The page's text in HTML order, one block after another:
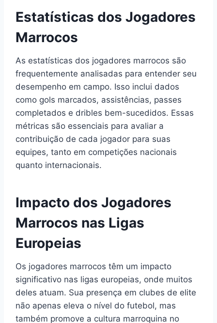
Estatísticas dos Jogadores
Marrocos
As estatísticas dos jogadores marrocos são
frequentemente analisadas para entender seu
desempenho em campo. Isso inclui dados
como gols marcados, assistências, passes
completados e dribles bem-sucedidos. Essas
métricas são essenciais para avaliar a
contribuição de cada jogador para suas
equipes, tanto em competições nacionais
quanto internacionais.
Impacto dos Jogadores
Marrocos nas Ligas
Europeias
Os jogadores marrocos têm um impacto
significativo nas ligas europeias, onde muitos
deles atuam. Sua presença em clubes de elite
não apenas eleva o nível do futebol, mas
também promove a cultura marroquina no